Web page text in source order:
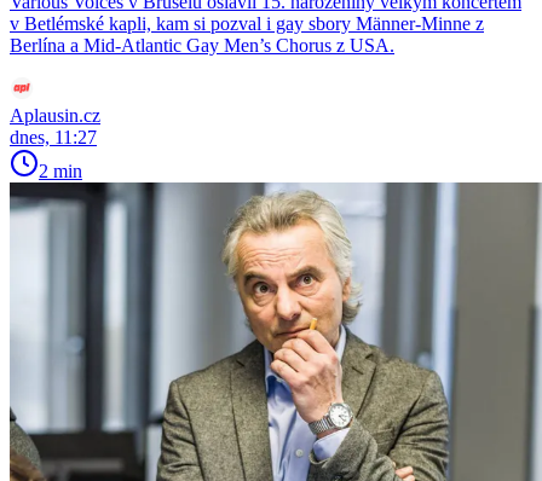
v Betlémské kapli, kam si pozval i gay sbory Männer-Minne z
Berlína a Mid-Atlantic Gay Men’s Chorus z USA.
Aplausin.cz
dnes, 11:27
2 min